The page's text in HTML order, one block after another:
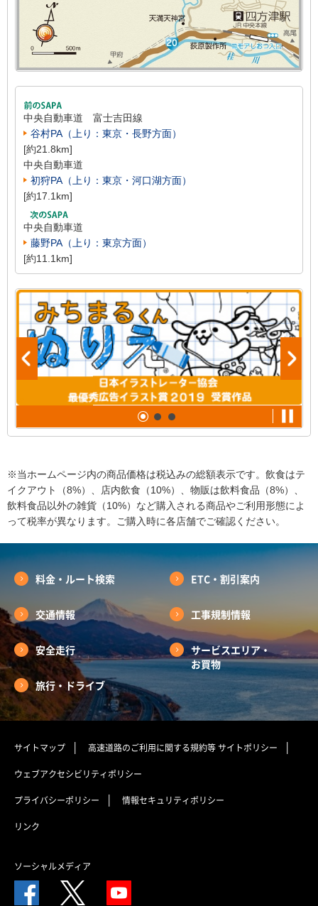
中央自動車道 富士吉田線
谷村PA（上り：東京・長野方面）
[約21.8km]
中央自動車道
初狩PA（上り：東京・河口湖方面）
[約17.1km]
中央自動車道
藤野PA（上り：東京方面）
[約11.1km]
※当ホームページ内の商品価格は税込みの総額表示です。飲食はテ
イクアウト（8%）、店内飲食（10%）、物販は飲料食品（8%）、
飲料食品以外の雑貨（10%）など購入される商品やご利用形態によ
って税率が異なります。ご購入時に各店舗でご確認ください。
料金・ルート検索 ETC・割引案内
交通情報 工事規制情報
安全走行
サービスエリア・
お買物
旅行・ドライブ
サイトマップ 高速道路のご利用に関する規約等サイトポリシー
ウェブアクセシビリティポリシー
プライバシーポリシー 情報セキュリティポリシー
リンク
ソーシャルメディア